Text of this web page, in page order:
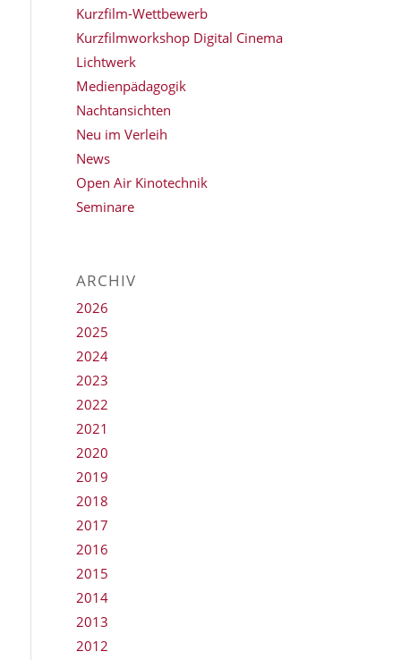
Kurzfilm-Wettbewerb
Kurzfilmworkshop Digital Cinema
Lichtwerk
Medienpädagogik
Nachtansichten
Neu im Verleih
News
Open Air Kinotechnik
Seminare
ARCHIV
2026
2025
2024
2023
2022
2021
2020
2019
2018
2017
2016
2015
2014
2013
2012